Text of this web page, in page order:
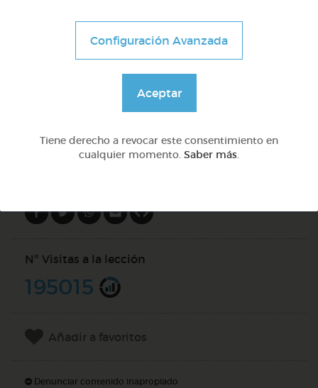
1º Primaria (6-7 años)
Conociendo nuestro cuerpo
DOCS (4)
Nº Visitas a la lección
195015
Añadir a favoritos
Denunciar contenido inapropiado
Configuración Avanzada
Aceptar
Tiene derecho a revocar este consentimiento en
cualquier momento. Saber más.